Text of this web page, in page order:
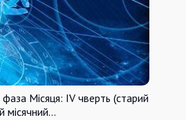
Місяця: IV чверть (старий
місячний…